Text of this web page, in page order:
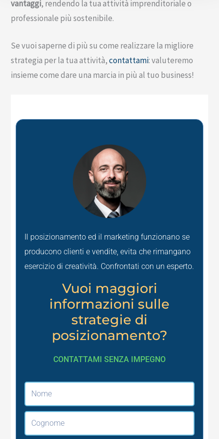
vantaggi, rendendo la tua attività imprenditoriale o
professionale più sostenibile.
Se vuoi saperne di più su come realizzare la migliore
strategia per la tua attività,contattami: valuteremo
insieme come dare una marcia in più al tuo business!
Il posizionamento ed il marketing funzionano se
producono clienti e vendite, evita che rimangano
esercizio di creatività. Confrontati con un esperto.
Vuoi maggiori
informazioni sulle
strategie di
posizionamento?
CONTATTAMI SENZA IMPEGNO